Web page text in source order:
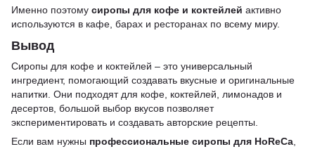
Именно поэтому сиропы для кофе и коктейлей активно
используются в кафе, барах и ресторанах по всему миру.
Вывод
Сиропы для кофе и коктейлей – это универсальный
ингредиент, помогающий создавать вкусные и оригинальные
напитки. Они подходят для кофе, коктейлей, лимонадов и
десертов, большой выбор вкусов позволяет
экспериментировать и создавать авторские рецепты.
Если вам нужны профессиональные сиропы для HoReCa,